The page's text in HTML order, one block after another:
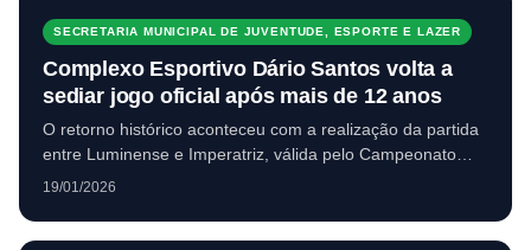
SECRETARIA MUNICIPAL DE JUVENTUDE, ESPORTE E LAZER
Complexo Esportivo Dário Santos volta a
sediar jogo oficial após mais de 12 anos
O retorno histórico aconteceu com a realização da partida
entre Luminense e Imperatriz, válida pelo Campeonato
Maranhense da Série A, que terminou com vitória do
19/01/2026